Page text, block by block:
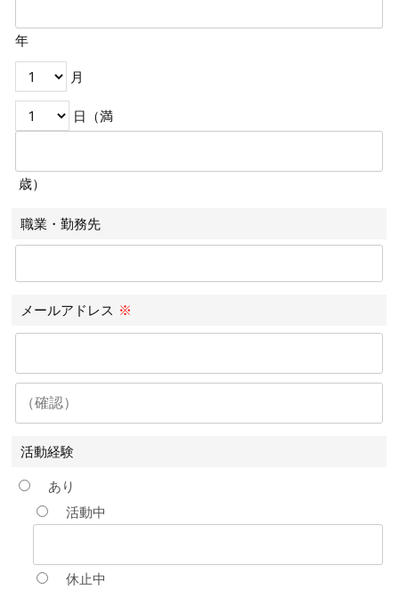
年
月
日（満
歳）
職業・勤務先
メールアドレス ※
活動経験
あり
活動中
休止中